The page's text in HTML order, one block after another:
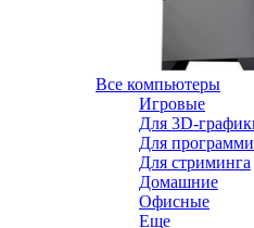
Все компьютеры
Игровые
Для 3D-
Для
Для стриминга
Домашние
Офисные
Еще